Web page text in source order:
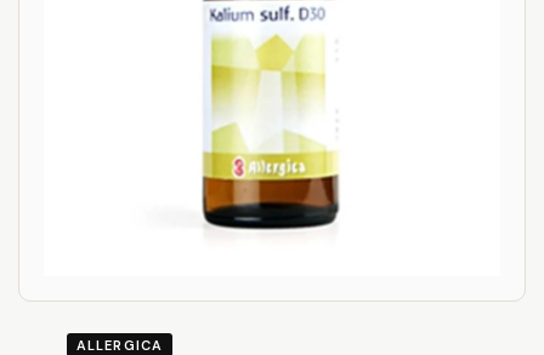
ALLERGICA